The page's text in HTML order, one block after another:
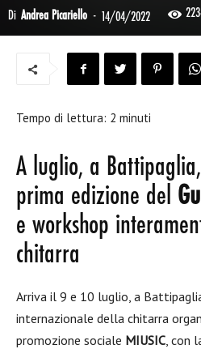
Di Andrea Picariello - 14/04/2022
Tempo di lettura: 2 minuti
A luglio, a
prima edizione del
e workshop
chitarra
Arriva il 9 e 10 luglio, a
internazionale della chitarra
promozione sociale MIUSIC, con